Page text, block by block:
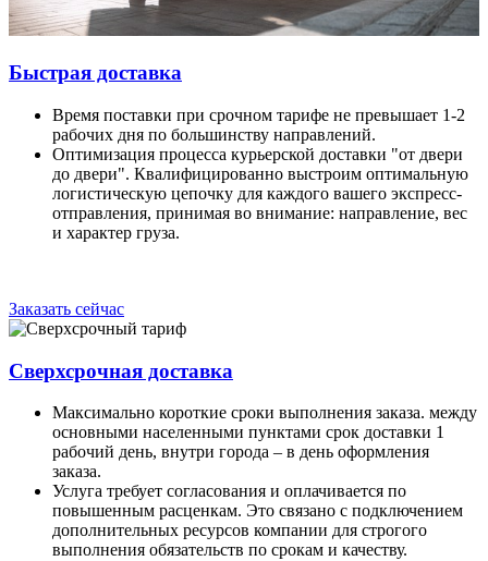
Быстрая доставка
Время поставки при срочном тарифе не превышает 1-2
рабочих дня по большинству направлений.
Оптимизация процесса курьерской доставки "от двери
до двери". Квалифицированно выстроим оптимальную
логистическую цепочку для каждого вашего экспресс-
отправления, принимая во внимание: направление, вес
и характер груза.
Заказать сейчас
Сверхсрочная доставка
Максимально короткие сроки выполнения заказа. между
основными населенными пунктами срок доставки 1
рабочий день, внутри города – в день оформления
заказа.
Услуга требует согласования и оплачивается по
повышенным расценкам. Это связано с подключением
дополнительных ресурсов компании для строгого
выполнения обязательств по срокам и качеству.